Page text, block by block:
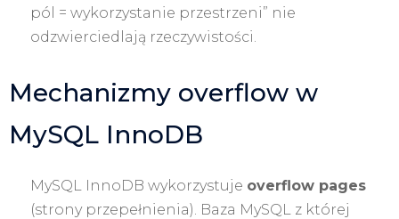
pól = wykorzystanie przestrzeni” nie
odzwierciedlają rzeczywistości.
Mechanizmy overflow w
MySQL InnoDB
MySQL InnoDB wykorzystuje overflow pages
(strony przepełnienia). Baza MySQL z której